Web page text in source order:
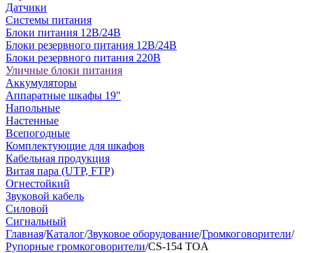
Датчики
Системы питания
Блоки питания 12В/24В
Блоки резервного питания 12В/24В
Блоки резервного питания 220В
Уличные блоки питания
Аккумуляторы
Аппаратные шкафы 19"
Напольные
Настенные
Всепогодные
Комплектующие для шкафов
Кабельная продукция
Витая пара (UTP, FTP)
Огнестойкий
Звуковой кабель
Силовой
Сигнальный
Главная/Каталог/Звуковое оборудование/Громкоговорители/
Рупорные громкоговорители/CS-154 TOA